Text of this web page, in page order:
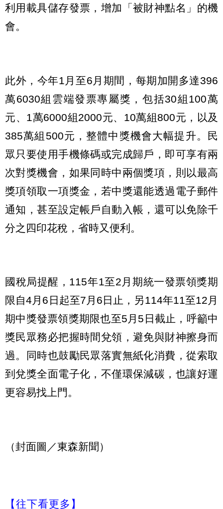
利用載具儲存發票，增加「被財神點名」的機
會。
此外，今年1月至6月期間，每期加開多達396
萬6030組雲端發票專屬獎，包括30組100萬
元、1萬6000組2000元、10萬組800元，以及
385萬組500元，整體中獎機會大幅提升。民
眾只要使用手機條碼或完成歸戶，即可享有兩
次對獎機會，如果同時中兩個獎項，則以最高
獎項領取一項獎金，若中獎還能透過電子郵件
通知，甚至設定帳戶自動入帳，還可以免除千
分之四印花稅，省時又便利。
國稅局提醒，115年1至2月期統一發票領獎期
限自4月6日起至7月6日止，另114年11至12月
期中獎發票領獎期限也至5月5日截止，呼籲中
獎民眾務必把握時間兌領，避免與財神擦身而
過。同時也鼓勵民眾落實無紙化消費，從索取
到兌獎全面電子化，不僅環保減碳，也讓好運
更容易找上門。
（封面圖／東森新聞）
【往下看更多】